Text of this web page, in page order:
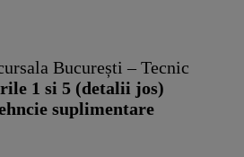
București – Tecnic
1 si 5 (detalii jos)
suplimentare